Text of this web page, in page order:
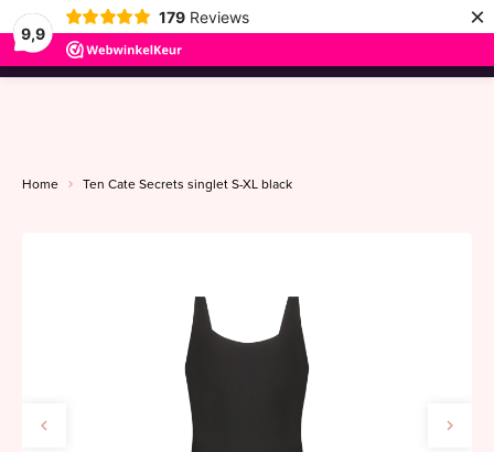
9,9
179 Reviews ×
menu
Home Ten Cate Secrets singlet S-XL black